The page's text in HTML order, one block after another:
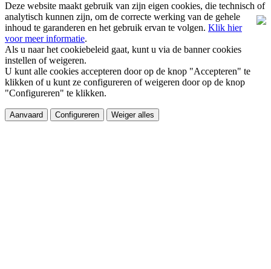
Deze website maakt gebruik van zijn eigen cookies, die technisch of
analytisch kunnen zijn, om de correcte werking van de gehele
inhoud te garanderen en het gebruik ervan te volgen. Klik hier
voor meer informatie.
Als u naar het cookiebeleid gaat, kunt u via de banner cookies
instellen of weigeren.
U kunt alle cookies accepteren door op de knop "Accepteren" te
klikken of u kunt ze configureren of weigeren door op de knop
"Configureren" te klikken.
Aanvaard Configureren Weiger alles